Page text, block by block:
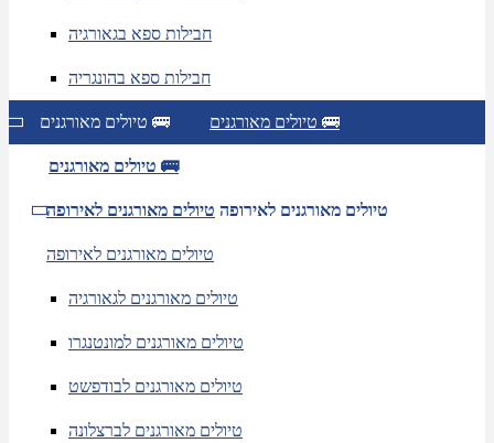
חבילות ספא בגאורגיה
חבילות ספא בהונגריה
טיולים מאורגנים 🚌 טיולים מאורגנים 🚌
טיולים מאורגנים 🚌
טיולים מאורגנים לאירופה טיולים מאורגנים לאירופה
טיולים מאורגנים לאירופה
טיולים מאורגנים לגאורגיה
טיולים מאורגנים למונטנגרו
טיולים מאורגנים לבודפשט
טיולים מאורגנים לברצלונה